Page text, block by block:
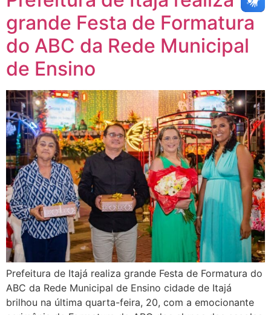
grande Festa de Formatura
do ABC da Rede Municipal
de Ensino
Prefeitura de Itajá realiza grande Festa de Formatura do
ABC da Rede Municipal de Ensino cidade de Itajá
brilhou na última quarta-feira, 20, com a emocionante